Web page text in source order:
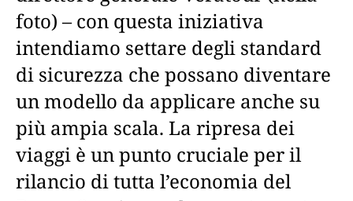
foto) – con questa iniziativa
intendiamo settare degli standard
di sicurezza che possano diventare
un modello da applicare anche su
più ampia scala. La ripresa dei
viaggi è un punto cruciale per il
rilancio di tutta l’economia del